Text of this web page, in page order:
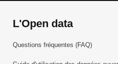
L'Open data
Questions fréquentes (FAQ)